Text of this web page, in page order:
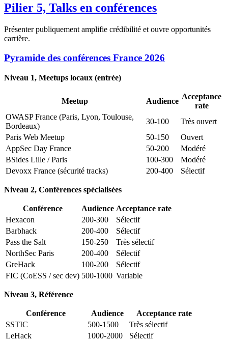
Pilier 5, Talks en conférences
Présenter publiquement amplifie crédibilité et ouvre opportunités
carrière.
Pyramide des conférences France 2026
Niveau 1, Meetups locaux (entrée)
Meetup Audience
Acceptance
rate
OWASP France (Paris, Lyon, Toulouse,
Bordeaux)
30-100
Très ouvert
Paris Web Meetup
50-150
Ouvert
AppSec Day France
50-200
Modéré
BSides Lille / Paris
100-300
Modéré
Devoxx France (sécurité tracks)
200-400 Sélectif
Niveau 2, Conférences spécialisées
Conférence Audience Acceptance rate
Hexacon
200-300
Sélectif
Barbhack
200-400
Sélectif
Pass the Salt
150-250
Très sélectif
NorthSec Paris
200-400
Sélectif
GreHack
100-200
Sélectif
FIC (CoESS / sec dev) 500-1000 Variable
Niveau 3, Référence
Conférence Audience
Acceptance rate
SSTIC
500-1500
Très sélectif
LeHack
1000-2000
Sélectif